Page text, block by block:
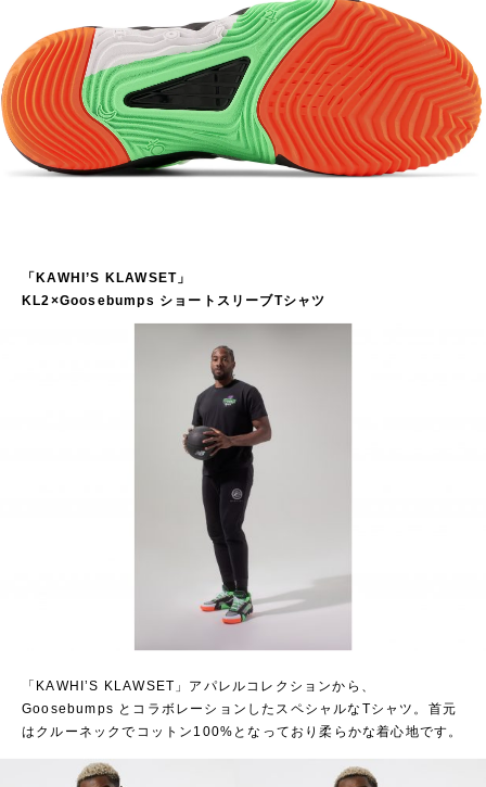
「KAWHI’S KLAWSET」
KL2×Goosebumps ショートスリーブTシャツ
「KAWHI’S KLAWSET」アパレルコレクションから、
Goosebumps とコラボレーションしたスペシャルなTシャツ。首元
はクルーネックでコットン100%となっており柔らかな着心地です。